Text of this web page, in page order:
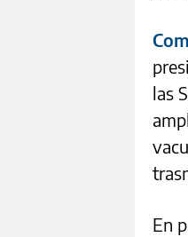
las
En